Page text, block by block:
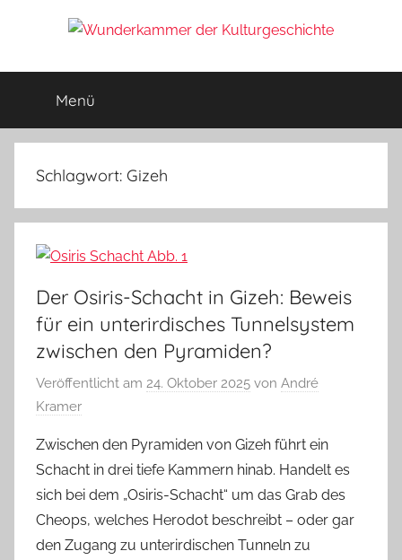
Wunderkammer
der
Kulturgeschichte
Geschichte
&
Archäologie
Menü
Schlagwort: Gizeh
Der Osiris-Schacht in Gizeh: Beweis
für ein unterirdisches Tunnelsystem
zwischen den Pyramiden?
Veröffentlicht am 24. Oktober 2025 von André
Kramer
Zwischen den Pyramiden von Gizeh führt ein
Schacht in drei tiefe Kammern hinab. Handelt es
sich bei dem „Osiris-Schacht“ um das Grab des
Cheops, welches Herodot beschreibt – oder gar
den Zugang zu unterirdischen Tunneln zu